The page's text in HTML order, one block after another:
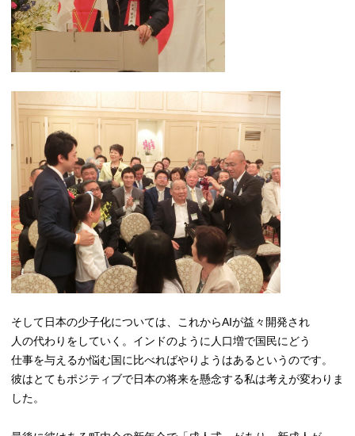
そして日本の少子化については、これからAIが益々開発され
人の代わりをしていく。インドのように人口増で国民にどう
仕事を与えるか悩む国に比べればやりようはあるというのです。
彼はとてもポジティブで日本の将来を懸念する私は考えが変わりま
した。